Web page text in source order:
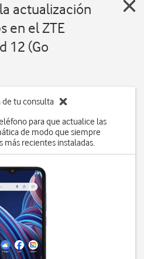
actualización
en el ZTE
12 (Go
de tu consulta
para que actualice las
de modo que siempre
más recientes instaladas.